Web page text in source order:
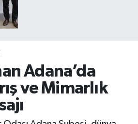
Adana’da
ve Mimarlık